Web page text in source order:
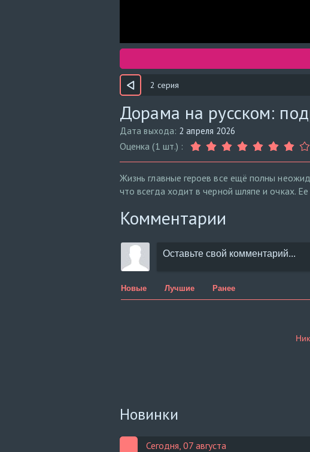
2 серия
Дорама на русском:
Дата выхода: 2 апреля 2026
Оценка (1 шт.) :
Жизнь главные героев все ещё полны
что всегда ходит в черной шляпе и очках.
Комментарии
Новые Лучшие Ранее
Новинки
Сегодня, 07 августа